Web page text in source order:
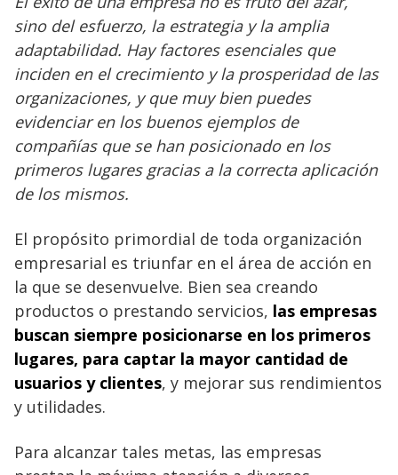
sino del esfuerzo, la estrategia y la amplia
adaptabilidad. Hay factores esenciales que
inciden en el crecimiento y la prosperidad de las
organizaciones, y que muy bien puedes
evidenciar en los buenos ejemplos de
compañías que se han posicionado en los
primeros lugares gracias a la correcta aplicación
de los mismos.
El propósito primordial de toda organización
empresarial es triunfar en el área de acción en
la que se desenvuelve. Bien sea creando
productos o prestando servicios, las empresas
buscan siempre posicionarse en los primeros
lugares, para captar la mayor cantidad de
usuarios y clientes, y mejorar sus rendimientos
y utilidades.
Para alcanzar tales metas, las empresas